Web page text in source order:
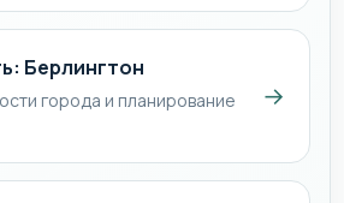
Берлингтон
города и планирование
→